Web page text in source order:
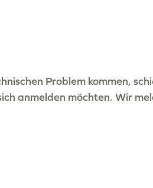
Problem kommen,
anmelden möchten. Wir